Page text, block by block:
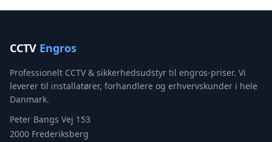
CCTV Engros
Professionelt CCTV & sikkerhedsudstyr til engros-priser. Vi
leverer til installatører, forhandlere og erhvervskunder i hele
Danmark.
Peter Bangs Vej 153
2000 Frederiksberg